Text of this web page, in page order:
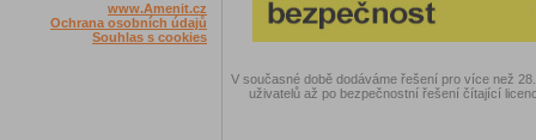
www.Amenit.cz
Ochrana osobních údajů
Souhlas s cookies
V současné době dodáváme řešení pro více než
uživatelů až po bezpečnostní řešení čítající